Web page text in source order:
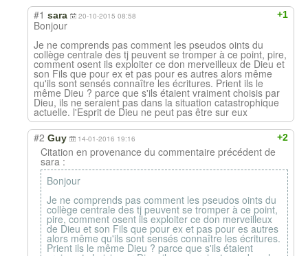
+1
#1 sara 20-10-2015 08:58
Bonjour
Je ne comprends pas comment les pseudos oints du
collège centrale des tj peuvent se tromper à ce point, pire,
comment osent ils exploiter ce don merveilleux de Dieu et
son Fils que pour ex et pas pour es autres alors même
qu'ils sont sensés connaître les écritures. Prient ils le
même Dieu ? parce que s'ils étaient vraiment choisis par
Dieu, ils ne seraient pas dans la situation catastrophique
actuelle. l'Esprit de Dieu ne peut pas être sur eux
+2
#2 Guy 14-01-2016 19:16
Citation en provenance du commentaire précédent de
sara :
Bonjour
Je ne comprends pas comment les pseudos oints du
collège centrale des tj peuvent se tromper à ce point,
pire, comment osent ils exploiter ce don merveilleux
de Dieu et son Fils que pour ex et pas pour es autres
alors même qu'ils sont sensés connaître les écritures.
Prient ils le même Dieu ? parce que s'ils étaient